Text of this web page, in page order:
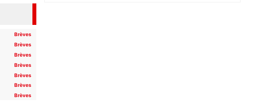
Brèves
Brèves
Brèves
Brèves
Brèves
Brèves
Brèves